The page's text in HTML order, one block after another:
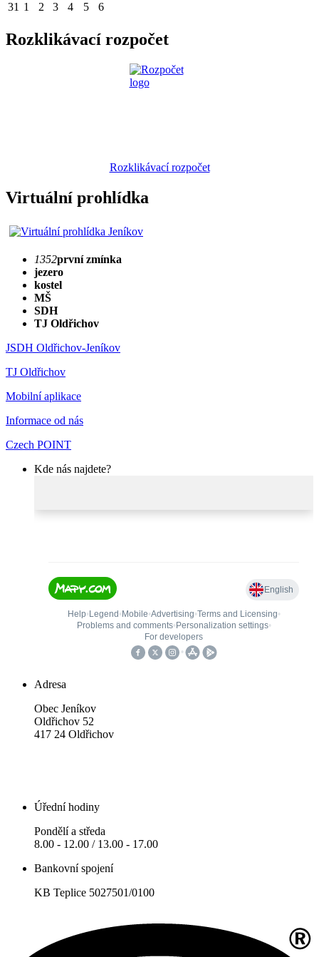
31 1 2 3 4 5 6
Rozklikávací rozpočet
Rozklikávací rozpočet
Virtuální prohlídka
1352první zmínka
jezero
kostel
MŠ
SDH
TJ Oldřichov
JSDH Oldřichov-Jeníkov
TJ Oldřichov
Mobilní aplikace
Informace od nás
Czech POINT
Kde nás najdete?
Adresa
Obec Jeníkov
Oldřichov 52
417 24 Oldřichov
Úřední hodiny
Pondělí a středa
8.00 - 12.00 / 13.00 - 17.00
Bankovní spojení
KB Teplice 5027501/0100